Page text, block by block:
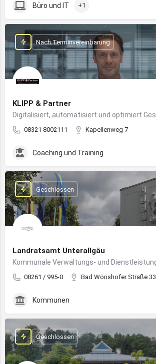
Büro und IT +1
KLIPP & Partner
08321 8002111 Kapellenweg 7
Nach Terminvereinbarung
Coaching und Training
Landratsamt Unterallgäu
08261 / 995-0 Bad Wörishofer Straße 33
Geschlossen
Kommunen
Geschlossen